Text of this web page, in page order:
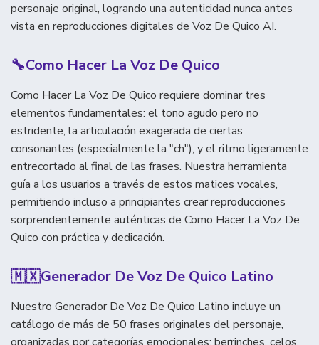
personaje original, logrando una autenticidad nunca antes
vista en reproducciones digitales de Voz De Quico AI.
🔧Como Hacer La Voz De Quico
Como Hacer La Voz De Quico requiere dominar tres
elementos fundamentales: el tono agudo pero no
estridente, la articulación exagerada de ciertas
consonantes (especialmente la "ch"), y el ritmo ligeramente
entrecortado al final de las frases. Nuestra herramienta
guía a los usuarios a través de estos matices vocales,
permitiendo incluso a principiantes crear reproducciones
sorprendentemente auténticas de Como Hacer La Voz De
Quico con práctica y dedicación.
🇲🇽Generador De Voz De Quico Latino
Nuestro Generador De Voz De Quico Latino incluye un
catálogo de más de 50 frases originales del personaje,